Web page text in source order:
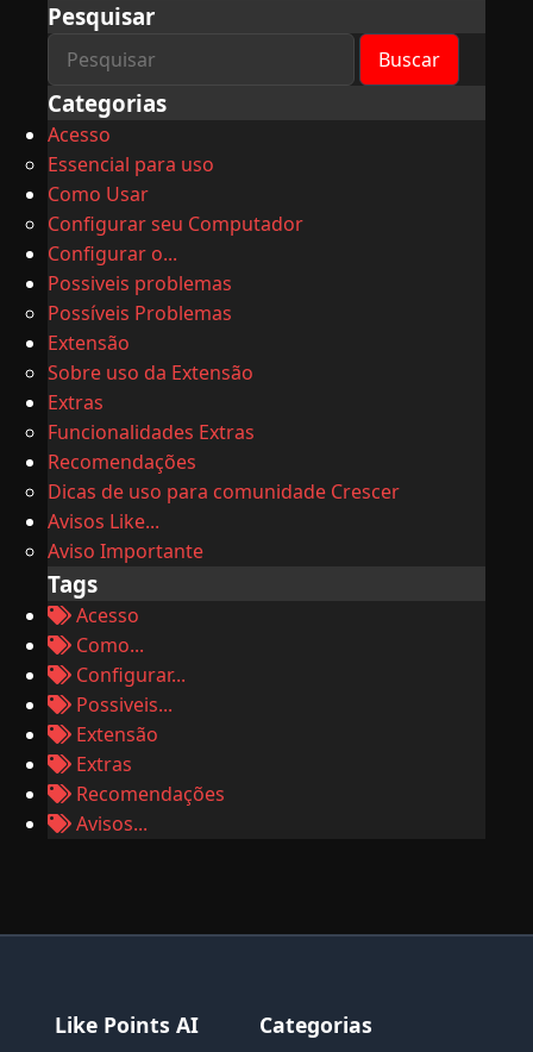
Pesquisar
Categorias
Acesso
Essencial para uso
Como Usar
Configurar seu Computador
Configurar o...
Possiveis problemas
Possíveis Problemas
Extensão
Sobre uso da Extensão
Extras
Funcionalidades Extras
Recomendações
Dicas de uso para comunidade Crescer
Avisos Like...
Aviso Importante
Tags
Acesso
Como...
Configurar...
Possiveis...
Extensão
Extras
Recomendações
Avisos...
Like Points AI Categorias